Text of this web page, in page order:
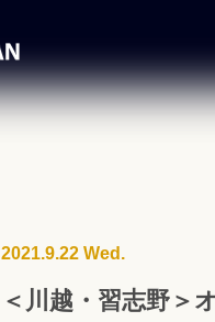
2021.9.22 Wed.
＜川越・習志野＞